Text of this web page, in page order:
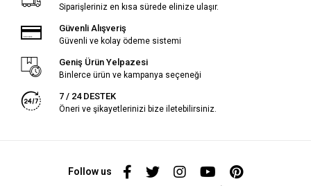
Siparişleriniz en kısa sürede elinize ulaşır.
Güvenli Alışveriş
Güvenli ve kolay ödeme sistemi
Geniş Ürün Yelpazesi
Binlerce ürün ve kampanya seçeneği
7 / 24 DESTEK
Öneri ve şikayetlerinizi bize iletebilirsiniz.
Follow us